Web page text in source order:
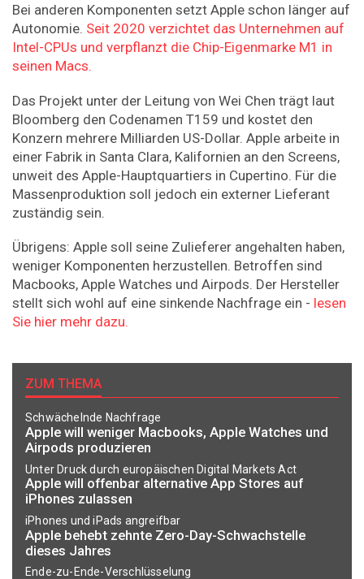
Bei anderen Komponenten setzt Apple schon länger auf
Autonomie. Seit 2020 verzichtet das Unternehmen auf
Intel-CPUs und verpflanzt die Chip-Eigenmarke M1 in
seinen Macs.
Das Projekt unter der Leitung von Wei Chen trägt laut
Bloomberg den Codenamen T159 und kostet den
Konzern mehrere Milliarden US-Dollar. Apple arbeite in
einer Fabrik in Santa Clara, Kalifornien an den Screens,
unweit des Apple-Hauptquartiers in Cupertino. Für die
Massenproduktion soll jedoch ein externer Lieferant
zuständig sein.
Übrigens: Apple soll seine Zulieferer angehalten haben,
weniger Komponenten herzustellen. Betroffen sind
Macbooks, Apple Watches und Airpods. Der Hersteller
stellt sich wohl auf eine sinkende Nachfrage ein - lesen
Sie hier mehr dazu.
ZUM THEMA
Schwächelnde Nachfrage
Apple will weniger Macbooks, Apple Watches und
Airpods produzieren
Unter Druck durch europäischen Digital Markets Act
Apple will offenbar alternative App Stores auf
iPhones zulassen
iPhones und iPads angreifbar
Apple behebt zehnte Zero-Day-Schwachstelle
dieses Jahres
Ende-zu-Ende-Verschlüsselung